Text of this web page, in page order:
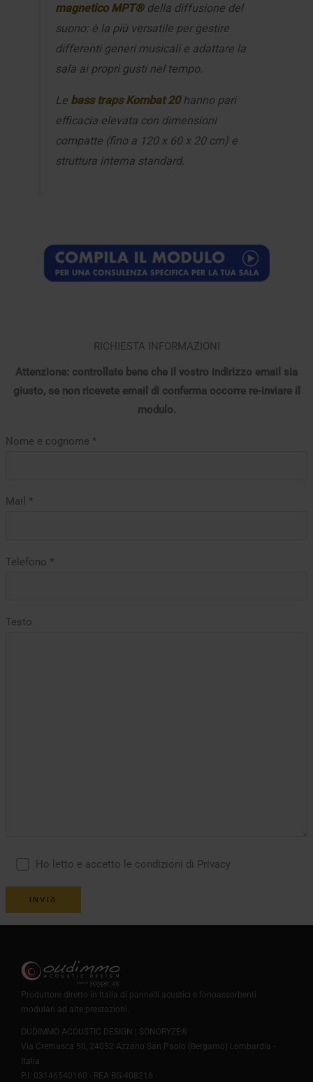
magnetico MPT®della diffusione del
suono: è la più versatile per gestire
differenti generi musicali e adattare la
sala ai propri gusti nel tempo.
Le bass traps Kombat 20hanno pari
efficacia elevata con dimensioni
compatte (fino a 120 x 60 x 20 cm) e
struttura interna standard.
RICHIESTA INFORMAZIONI
Attenzione: controllate bene che il vostro indirizzo email sia
giusto, se non ricevete email di conferma occorre re-inviare il
modulo.
Nome e cognome *
Mail *
Telefono *
Testo
Ho letto e accetto le condizioni di Privacy
Produttore diretto in Italia di pannelli acustici e fonoassorbenti
modulari ad alte prestazioni.
OUDIMMO ACOUSTIC DESIGN | SONORYZE®
Via Cremasca 50, 24052 Azzano San Paolo (Bergamo) Lombardia -
Italia
P.I. 03146540160 - REA BG-408216